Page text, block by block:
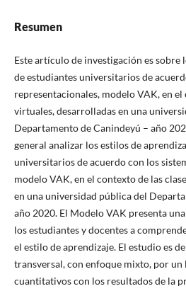
Resumen
Este artículo de investigación es sobre
de estudiantes universitarios de
representacionales, modelo VAK, en el
virtuales, desarrolladas en una
Departamento de Canindeyú – año
general analizar los estilos de
universitarios de acuerdo con los
modelo VAK, en el contexto de las
en una universidad pública del
año 2020. El Modelo VAK presenta
los estudiantes y docentes a
el estilo de aprendizaje. El estudio es
transversal, con enfoque mixto, por un
cuantitativos con los resultados de la